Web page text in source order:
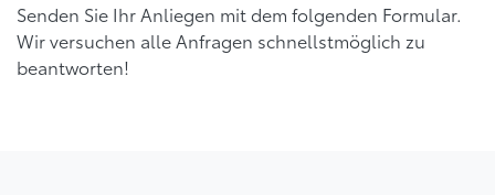
Senden Sie Ihr Anliegen mit dem folgenden Formular.
Wir versuchen alle Anfragen schnellstmöglich zu
beantworten!